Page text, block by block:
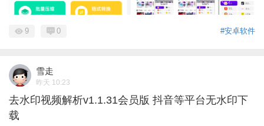
#安卓软件
9 0
雪走
昨天 10:23
去水印视频解析v1.1.31会员版 抖音等平台无水印下
载